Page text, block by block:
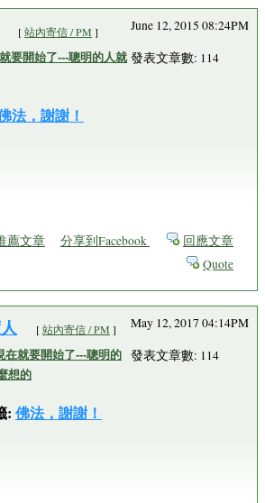
[站內寄信 / PM ]
要開始了---聰明的人就
法，謝謝！
June 12, 2015 08:24PM
發表文章數: 114
薦文章 分享到Facebook
回應文章
Quote
[站內寄信 / PM ]
就要開始了---聰明的
想的
: 佛法，謝謝！
May 12, 2017 04:14PM
發表文章數: 114